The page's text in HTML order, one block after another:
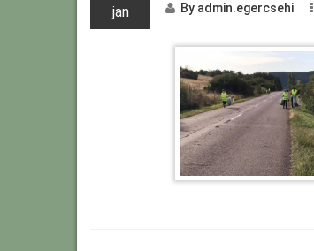
jan By admin.egercsehi